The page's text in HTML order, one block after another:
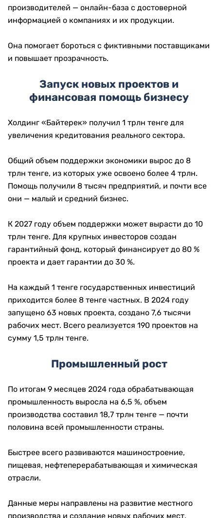
производителей — онлайн-база с достоверной
информацией о компаниях и их продукции.
Она помогает бороться с фиктивными поставщиками
и повышает прозрачность.
Запуск новых проектов и
финансовая помощь бизнесу
Холдинг «Байтерек» получил 1 трлн тенге для
увеличения кредитования реального сектора.
Общий объем поддержки экономики вырос до 8
трлн тенге, из которых уже освоено более 4 трлн.
Помощь получили 8 тысяч предприятий, и почти все
они — малый и средний бизнес.
К 2027 году объем поддержки может вырасти до 10
трлн тенге. Для крупных инвесторов создан
гарантийный фонд, который финансирует до 80 %
проекта и дает гарантии до 30 %.
На каждый 1 тенге государственных инвестиций
приходится более 8 тенге частных. В 2024 году
запущено 63 новых проекта, создано 7,6 тысячи
рабочих мест. Всего реализуется 190 проектов на
сумму 1,5 трлн тенге.
Промышленный рост
По итогам 9 месяцев 2024 года обрабатывающая
промышленность выросла на 6,5 %, объем
производства составил 18,7 трлн тенге — почти
половина всей промышленности страны.
Быстрее всего развиваются машиностроение,
пищевая, нефтеперерабатывающая и химическая
отрасли.
Данные меры направлены на развитие местного
производства и создание новых рабочих мест.